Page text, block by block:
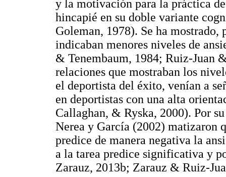
y la motivación para la práctica
hincapié en su doble variante
Goleman, 1978). Se ha mostrado,
indicaban menores niveles de
& Tenembaum, 1984; Ruiz-Juan
relaciones que mostraban los
el deportista del éxito, venían a
en deportistas con una alta
Callaghan, & Ryska, 2000). Por
Nerea y García (2002) matizaron
predice de manera negativa la
a la tarea predice significativa y
Zarauz, 2013b; Zarauz & Ruiz-